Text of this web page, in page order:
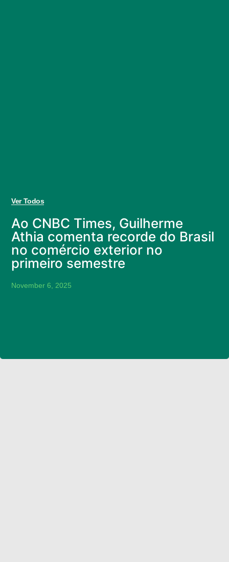
Ver Todos
Ao CNBC Times, Guilherme
Athia comenta recorde do Brasil
no comércio exterior no
primeiro semestre
November 6, 2025